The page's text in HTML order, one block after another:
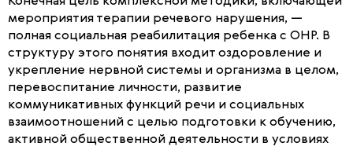
мероприятия терапии речевого нарушения, —
полная социальная реабилитация ребенка с ОНР. В
структуру этого понятия входит оздоровление и
укрепление нервной системы и организма в целом,
перевоспитание личности, развитие
коммуникативных функций речи и социальных
взаимоотношений с целью подготовки к обучению,
активной общественной деятельности в условиях